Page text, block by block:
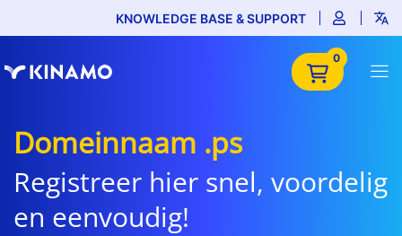
KNOWLEDGE BASE & SUPPORT
0
Domeinnaam .ps
Registreer hier snel, voordelig
en eenvoudig!